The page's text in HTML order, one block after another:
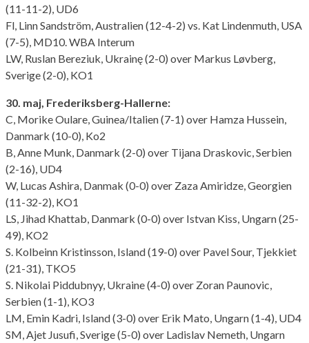
(11-11-2), UD6
Fl, Linn Sandström, Australien (12-4-2) vs. Kat Lindenmuth, USA
(7-5), MD10. WBA Interum
LW, Ruslan Bereziuk, Ukrainę (2-0) over Markus Løvberg,
Sverige (2-0), KO1
30. maj, Frederiksberg-Hallerne:
C, Morike Oulare, Guinea/Italien (7-1) over Hamza Hussein,
Danmark (10-0), Ko2
B, Anne Munk, Danmark (2-0) over Tijana Draskovic, Serbien
(2-16), UD4
W, Lucas Ashira, Danmak (0-0) over Zaza Amiridze, Georgien
(11-32-2), KO1
LS, Jihad Khattab, Danmark (0-0) over Istvan Kiss, Ungarn (25-
49), KO2
S. Kolbeinn Kristinsson, Island (19-0) over Pavel Sour, Tjekkiet
(21-31), TKO5
S. Nikolai Piddubnyy, Ukraine (4-0) over Zoran Paunovic,
Serbien (1-1), KO3
LM, Emin Kadri, Island (3-0) over Erik Mato, Ungarn (1-4), UD4
SM, Ajet Jusufi, Sverige (5-0) over Ladislav Nemeth, Ungarn